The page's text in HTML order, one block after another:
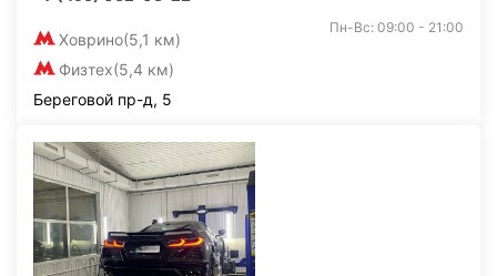
Ховрино(5,1 км)
Физтех(5,4 км)
Пн-Вс: 09:00 - 21:00
Береговой пр-д, 5